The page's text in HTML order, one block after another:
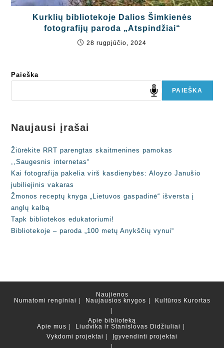
Kurklių bibliotekoje Dalios Šimkienės
fotografijų paroda „Atspindžiai“
28 rugpjūčio, 2024
Paieška
PAIEŠKA
Naujausi įrašai
Žiūrėkite RRT parengtas skaitmenines pamokas
,,Saugesnis internetas“
Kai fotografija pakelia virš kasdienybės: Aloyzo Janušio
jubiliejinis vakaras
Žmonos receptų knyga „Lietuvos gaspadinė“ išversta į
anglų kalbą
Tapk bibliotekos edukatoriumi!
Bibliotekoje – paroda „100 metų Anykščių vynui“
Naujienos
Numatomi renginiai
Naujausios knygos Kultūros Kurortas
Apie biblioteką
Apie mus
Liudvika ir Stanislovas Didžiuliai
Vykdomi projektai
Įgyvendinti projektai